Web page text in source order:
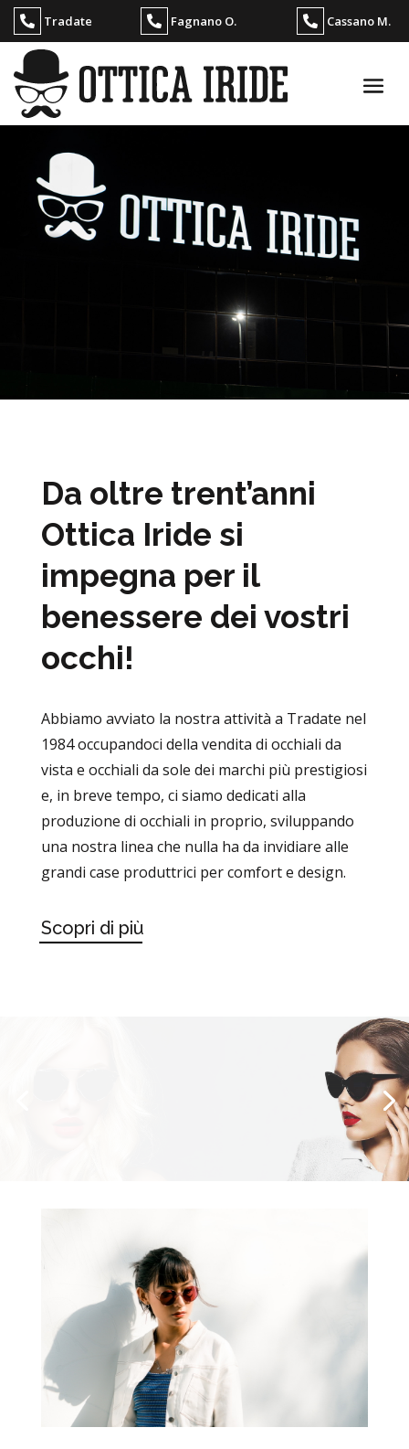
Tradate Fagnano O. Cassano M.
Da oltre trent’anni
Ottica Iride si
impegna per il
benessere dei vostri
occhi!
Abbiamo avviato la nostra attività a Tradate nel
1984 occupandoci della vendita di occhiali da
vista e occhiali da sole dei marchi più prestigiosi
e, in breve tempo, ci siamo dedicati alla
produzione di occhiali in proprio, sviluppando
una nostra linea che nulla ha da invidiare alle
grandi case produttrici per comfort e design.
Scopri di più